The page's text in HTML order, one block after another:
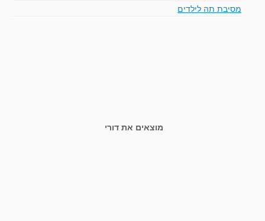
מסיבת תה לילדים
מוצאים את דורי